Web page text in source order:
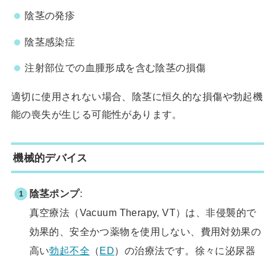
陰茎の発疹
陰茎感染症
注射部位での血腫形成を含む陰茎の損傷
適切に使用されない場合、陰茎に恒久的な損傷や勃起機
能の喪失が生じる可能性があります。
機械的デバイス
陰茎ポンプ:
真空療法（Vacuum Therapy, VT）は、非侵襲的で
効果的、安全かつ薬物を使用しない、費用対効果の
高い勃起不全 （ED）の治療法です。徐々に泌尿器